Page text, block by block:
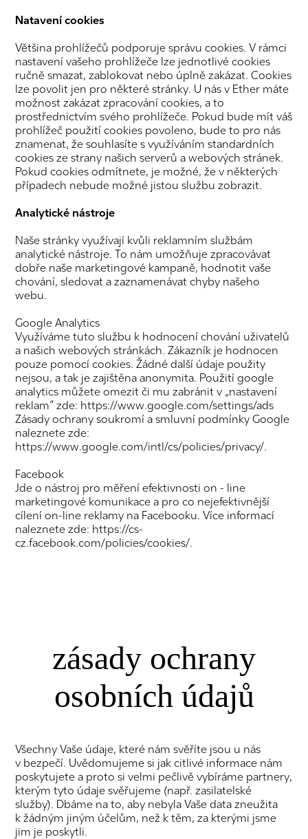
Natavení cookies
Většina prohlížečů podporuje správu cookies. V rámci
nastavení vašeho prohlížeče lze jednotlivé cookies
ručně smazat, zablokovat nebo úplně zakázat. Cookies
lze povolit jen pro některé stránky. U nás v Ether máte
možnost zakázat zpracování cookies, a to
prostřednictvím svého prohlížeče. Pokud bude mít váš
prohlížeč použití cookies povoleno, bude to pro nás
znamenat, že souhlasíte s využíváním standardních
cookies ze strany našich serverů a webových stránek.
Pokud cookies odmítnete, je možné, že v některých
případech nebude možné jistou službu zobrazit.
Analytické nástroje
Naše stránky využívají kvůli reklamním službám
analytické nástroje. To nám umožňuje zpracovávat
dobře naše marketingové kampaně, hodnotit vaše
chování, sledovat a zaznamenávat chyby našeho
webu.
Google Analytics
Využíváme tuto službu k hodnocení chování uživatelů
a našich webových stránkách. Zákazník je hodnocen
pouze pomocí cookies. Žádné další údaje použity
nejsou, a tak je zajištěna anonymita. Použití google
analytics můžete omezit či mu zabránit v „nastavení
reklam“ zde: https://www.google.com/settings/ads
Zásady ochrany soukromí a smluvní podmínky Google
naleznete zde:
https://www.google.com/intl/cs/policies/privacy/.
Facebook
Jde o nástroj pro měření efektivnosti on - line
marketingové komunikace a pro co nejefektivnější
cílení on-line reklamy na Facebooku. Více informací
naleznete zde: https://cs-
cz.facebook.com/policies/cookies/.
zásady ochrany
osobních údajů
Všechny Vaše údaje, které nám svěříte jsou u nás
v bezpečí. Uvědomujeme si jak citlivé informace nám
poskytujete a proto si velmi pečlivě vybíráme partnery,
kterým tyto údaje svěřujeme (např. zasilatelské
služby). Dbáme na to, aby nebyla Vaše data zneužita
k žádným jiným účelům, než k těm, za kterými jsme
jim je poskytli.